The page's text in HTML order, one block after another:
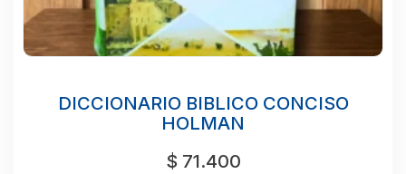
DICCIONARIO BIBLICO CONCISO
HOLMAN
$ 71.400